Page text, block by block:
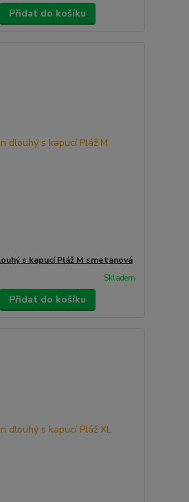
Přidat do košíku
s kapucí Pláž M smetanová
Skladem
Přidat do košíku